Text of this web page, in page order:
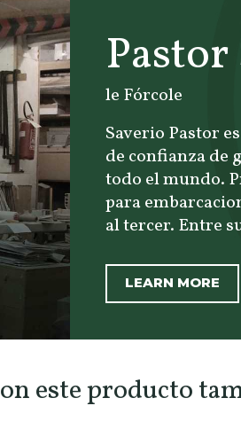
le Fórcole
Saverio Pastor
de confianza de
todo el mundo.
para
al tercer. Entre
LEARN MORE
este producto